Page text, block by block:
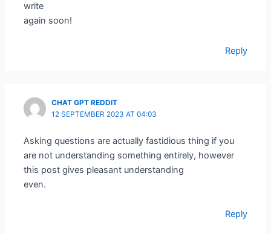
write
again soon!
Reply
CHAT GPT REDDIT
12 SEPTEMBER 2023 AT 04:03
Asking questions are actually fastidious thing if you
are not understanding something entirely, however
this post gives pleasant understanding
even.
Reply